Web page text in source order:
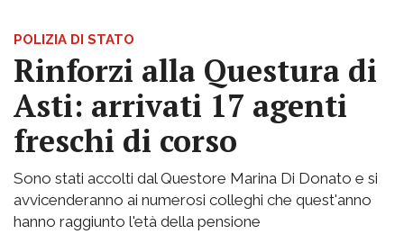
POLIZIA DI STATO
Rinforzi alla Questura di
Asti: arrivati 17 agenti
freschi di corso
Sono stati accolti dal Questore Marina Di Donato e si
avvicenderanno ai numerosi colleghi che quest'anno
hanno raggiunto l'età della pensione